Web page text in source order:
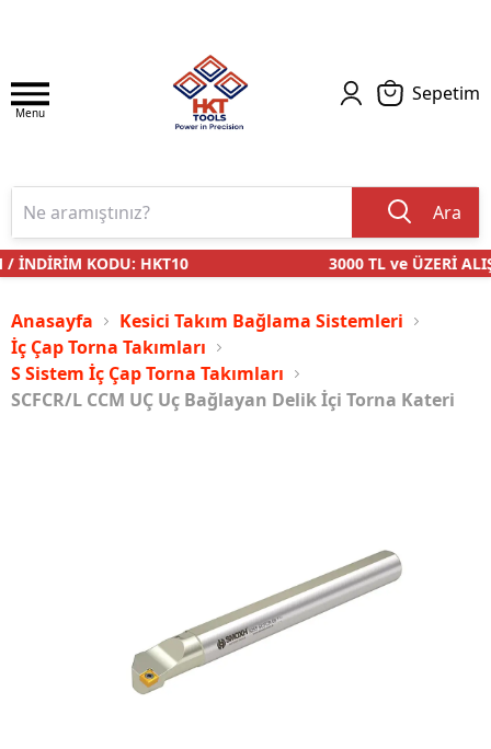
Menu
Sepetim
Ara
KODU: HKT10 3000 TL ve ÜZERİ
Anasayfa
Kesici Takım Bağlama Sistemleri
İç Çap Torna Takımları
S Sistem İç Çap Torna Takımları
SCFCR/L CCM UÇ Uç Bağlayan Delik İçi Torna Kateri